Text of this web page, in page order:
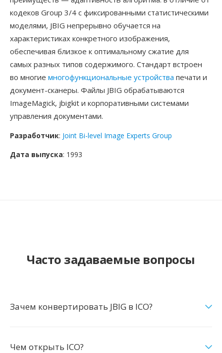
кодеков Group 3/4 с фиксированными статистическими
моделями, JBIG непрерывно обучается на
характеристиках конкретного изображения,
обеспечивая близкое к оптимальному сжатие для
самых разных типов содержимого. Стандарт встроен
во многие многофункциональные устройства печати и
документ-сканеры. Файлы JBIG обрабатываются
ImageMagick, jbigkit и корпоративными системами
управления документами.
Разработчик: Joint Bi-level Image Experts Group
Дата выпуска: 1993
Часто задаваемые вопросы
Зачем конвертировать JBIG в ICO?
Чем открыть ICO?